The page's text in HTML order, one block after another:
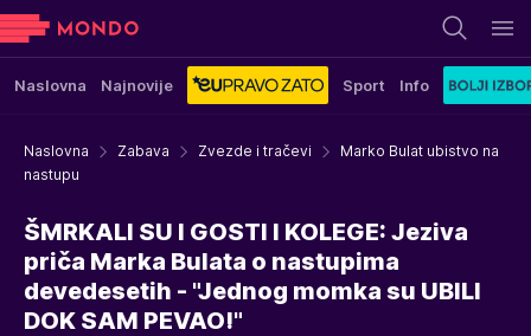
Naslovna Najnovije Sport Info
Naslovna Zabava Zvezde i tračevi
Marko Bulat ubistvo na
nastupu
ŠMRKALI SU I GOSTI I KOLEGE: Jeziva
priča Marka Bulata o nastupima
devedesetih - "Jednog momka su UBILI
DOK SAM PEVAO!"